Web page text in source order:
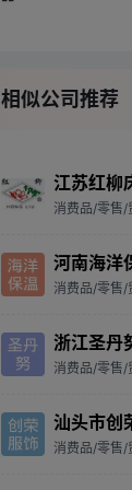
相似公司推荐
江苏红柳
消费品/零售/
河南海洋
消费品/零售/
消费品/零售/
汕头市创
消费品/零售/